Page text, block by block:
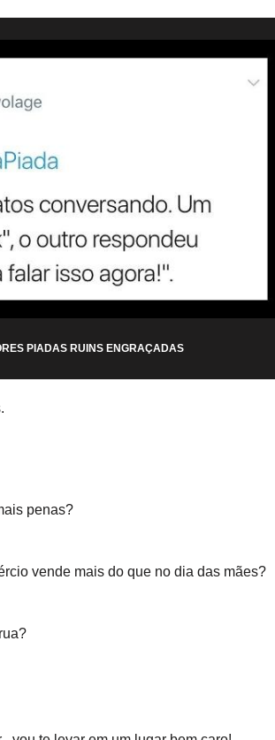
PIADAS RUINS ENGRAÇADAS
penas?
vende mais do que no dia das mães?